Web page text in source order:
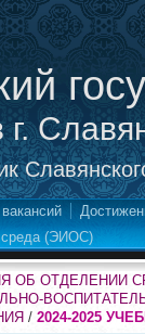
среда (ЭИОС)
ОБ ОТДЕЛЕНИИ
/ 2024-2025